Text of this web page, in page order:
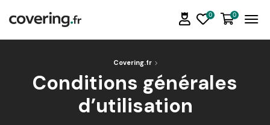
0 0
Covering.fr
Conditions générales
d’utilisation